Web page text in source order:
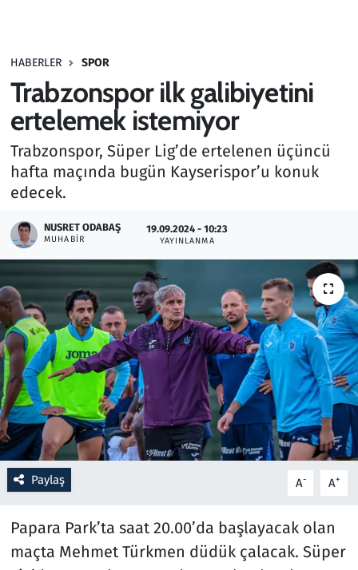
HABERLER SPOR
Trabzonspor ilk galibiyetini
ertelemek istemiyor
Trabzonspor, Süper Lig’de ertelenen üçüncü
hafta maçında bugün Kayserispor’u konuk
edecek.
NUSRET ODABAŞ
MUHABIR
19.09.2024 - 10:23
YAYINLANMA
Paylaş A- A+
Papara Park’ta saat 20.00’da başlayacak olan
maçta Mehmet Türkmen düdük çalacak. Süper
Haber
Kültür Sanat
Kurumsal Haberler
Lezzet Durağı
Memur ve Kamu
Oyun
Ramazan
Resmi İlanlar
Rüya Tabirleri
Sağlık
Seçim 2023